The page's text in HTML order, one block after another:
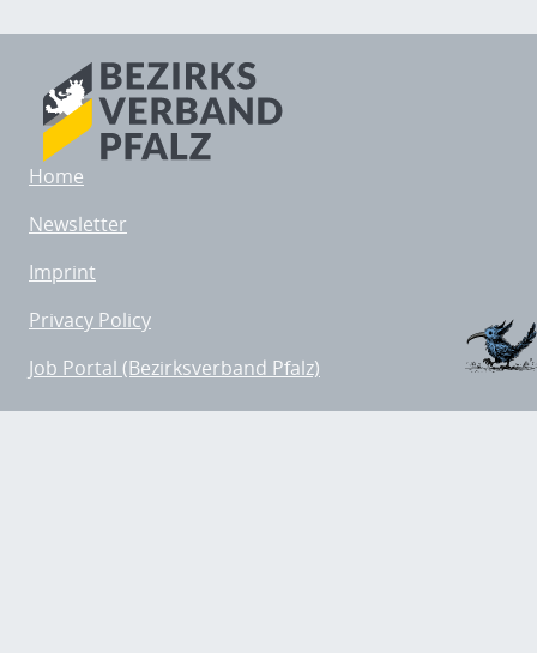
Home
Newsletter
Imprint
Privacy Policy
Job Portal (Bezirksverband Pfalz)